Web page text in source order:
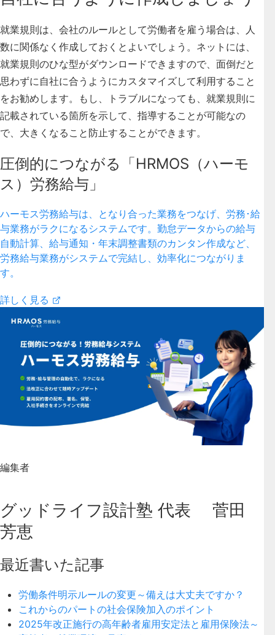
就業規則は、会社のルールとして労働者を雇う場合は、人
数に関係なく作成しておくとよいでしょう。ネットには、
就業規則のひな型がダウンロードできますので、面倒だと
思わずに自社に合うようにカスタマイズして利用すること
をお勧めします。もし、トラブルになっても、就業規則に
記載されている箇所を示して、指導することが可能なの
で、大きくなること防止することができます。
圧倒的につながる「HRMOS（ハーモ
ス）労務給与」
ハーモス労務給与は、となり合った業務をつなげ、労務･給
与業務がラクになるシステムです。勤怠データからの給与
自動計算、給与通知・年末調整書類のカンタン作成など、
労務給与業務がシステムで完結し、効率化につながりま
す。
詳しく見る
編集者
グッドライフ設計塾 代表 菅田
芳恵
最近書いた記事
労働条件明示ルールの変更～備えは大丈夫ですか？
これからのパートの社会保険加入のポイント
2025年改正施行の高年齢者雇用安定法と雇用保険法～